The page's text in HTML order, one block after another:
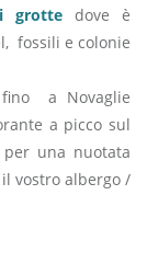
grotte dove è
fossili e colonie
fino a Novaglie
a picco sul
una nuotata
vostro albergo /